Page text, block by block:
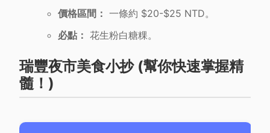
價格區間： 一條約 $20-$25 NTD。
必點： 花生粉白糖粿。
瑞豐夜市美食小抄 (幫你快速掌握精
髓！)